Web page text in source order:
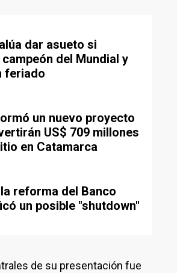
dar asueto si
del Mundial y
feriado
un nuevo proyecto
US$ 709 millones
en Catamarca
reforma del Banco
un posible "shutdown"
de su presentación fue